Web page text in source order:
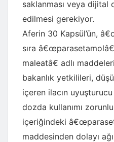
saklanması veya dijital
edilmesi gerekiyor.
Aferin 30 Kapsül’ün,
sıra
maleatâ€ adlı
bakanlık yetkilileri,
içeren ilacın uyuşturucu
dozda kullanımı zorunlu
içeriğindeki
maddesinden dolayı